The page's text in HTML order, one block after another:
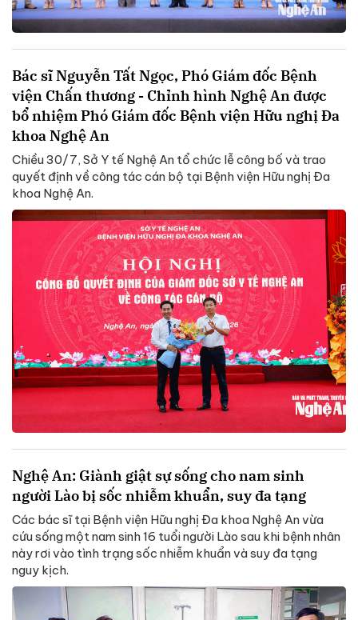
Bác sĩ Nguyễn Tất Ngọc, Phó Giám đốc Bệnh
viện Chấn thương - Chỉnh hình Nghệ An được
bổ nhiệm Phó Giám đốc Bệnh viện Hữu nghị Đa
khoa Nghệ An
Chiều 30/7, Sở Y tế Nghệ An tổ chức lễ công bố và trao
quyết định về công tác cán bộ tại Bệnh viện Hữu nghị Đa
khoa Nghệ An.
Nghệ An: Giành giật sự sống cho nam sinh
người Lào bị sốc nhiễm khuẩn, suy đa tạng
Các bác sĩ tại Bệnh viện Hữu nghị Đa khoa Nghệ An vừa
cứu sống một nam sinh 16 tuổi người Lào sau khi bệnh nhân
này rơi vào tình trạng sốc nhiễm khuẩn và suy đa tạng
nguy kịch.